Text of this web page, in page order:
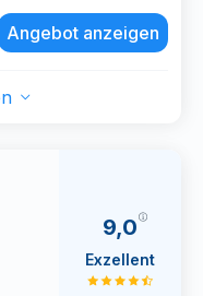
Angebot anzeigen
9,0
Exzellent